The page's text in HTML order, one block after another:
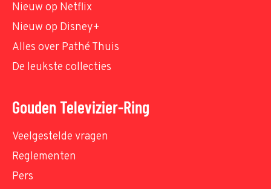
Nieuw op Netflix
Nieuw op Disney+
Alles over Pathé Thuis
De leukste collecties
Gouden Televizier-Ring
Veelgestelde vragen
Reglementen
Pers